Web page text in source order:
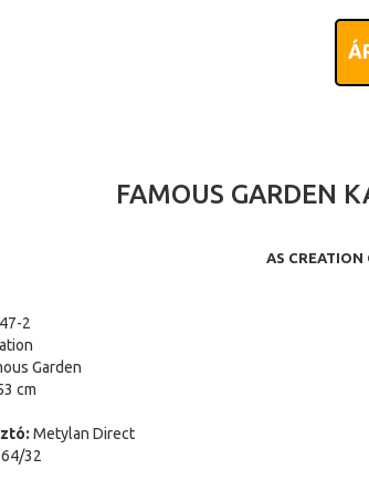
FAMOUS GARDEN
AS CREATION
2
Garden
cm
Metylan Direct
64/32